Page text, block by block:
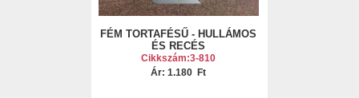
FÉM TORTAFÉSŰ - HULLÁMOS
ÉS RECÉS
Cikkszám:3-810
Ár: 1.180 Ft